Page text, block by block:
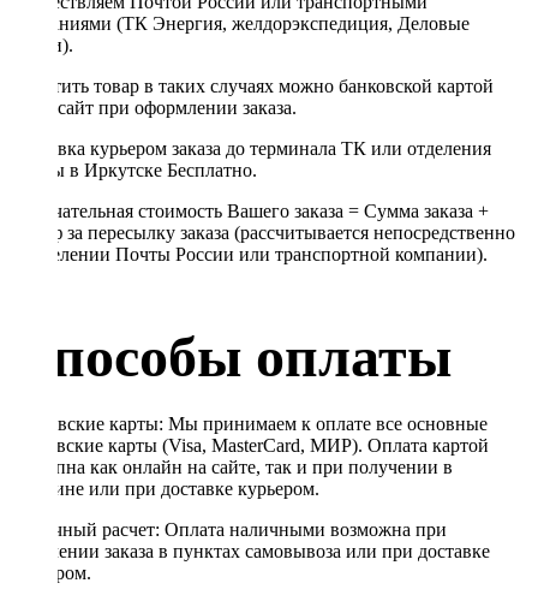
компаниями (ТК Энергия, желдорэкспедиция, Деловые
линии).
Оплатить товар в таких случаях можно банковской картой
через сайт при оформлении заказа.
Доставка курьером заказа до терминала ТК или отделения
Почты в Иркутске Бесплатно.
Окончательная стоимость Вашего заказа = Сумма заказа +
Тариф за пересылку заказа (рассчитывается непосредственно
в отделении Почты России или транспортной компании).
Способы оплаты
Банковские карты: Мы принимаем к оплате все основные
банковские карты (Visa, MasterCard, МИР). Оплата картой
доступна как онлайн на сайте, так и при получении в
магазине или при доставке курьером.
Наличный расчет: Оплата наличными возможна при
получении заказа в пунктах самовывоза или при доставке
курьером.